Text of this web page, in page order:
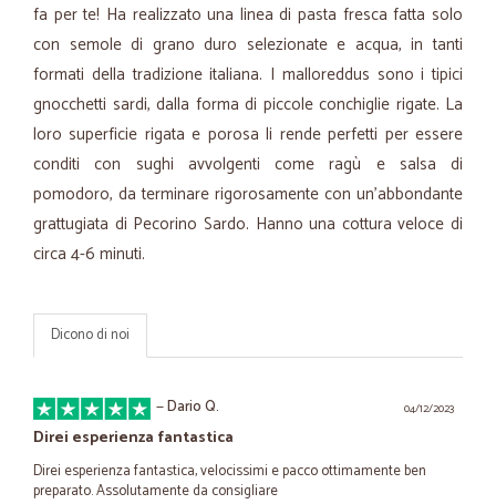
fa per te! Ha realizzato una linea di pasta fresca fatta solo
con semole di grano duro selezionate e acqua, in tanti
formati della tradizione italiana. I malloreddus sono i tipici
gnocchetti sardi, dalla forma di piccole conchiglie rigate. La
loro superficie rigata e porosa li rende perfetti per essere
conditi con sughi avvolgenti come ragù e salsa di
pomodoro, da terminare rigorosamente con un'abbondante
grattugiata di Pecorino Sardo. Hanno una cottura veloce di
circa 4-6 minuti.
Dicono di noi
04/12/2023
—Dario Q.
Direi esperienza fantastica
Direi esperienza fantastica, velocissimi e pacco ottimamente ben
preparato. Assolutamente da consigliare